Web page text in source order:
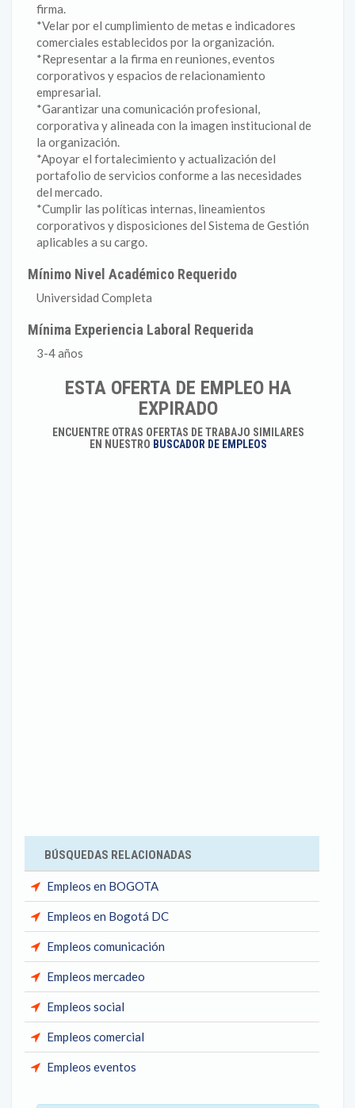
firma.
*Velar por el cumplimiento de metas e indicadores
comerciales establecidos por la organización.
*Representar a la firma en reuniones, eventos
corporativos y espacios de relacionamiento
empresarial.
*Garantizar una comunicación profesional,
corporativa y alineada con la imagen institucional de
la organización.
*Apoyar el fortalecimiento y actualización del
portafolio de servicios conforme a las necesidades
del mercado.
*Cumplir las políticas internas, lineamientos
corporativos y disposiciones del Sistema de Gestión
aplicables a su cargo.
Mínimo Nivel Académico Requerido
Universidad Completa
Mínima Experiencia Laboral Requerida
3-4 años
ESTA OFERTA DE EMPLEO HA
EXPIRADO
ENCUENTRE OTRAS OFERTAS DE TRABAJO SIMILARES
EN NUESTRO BUSCADOR DE EMPLEOS
BÚSQUEDAS RELACIONADAS
Empleos en BOGOTA
Empleos en Bogotá DC
Empleos comunicación
Empleos mercadeo
Empleos social
Empleos comercial
Empleos eventos